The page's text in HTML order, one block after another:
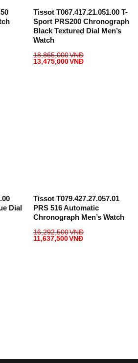
Tissot T067.417.21.051.00 T-
Sport PRS200 Chronograph
Black Textured Dial Men’s
Watch
18,865,000VNĐ
13,475,000VNĐ
Dial
Tissot T079.427.27.057.01
PRS 516 Automatic
Chronograph Men’s Watch
16,292,500VNĐ
11,637,500VNĐ